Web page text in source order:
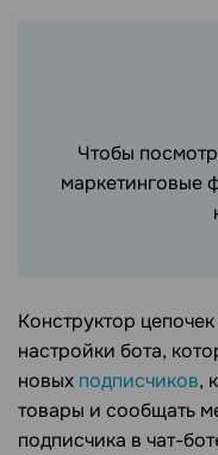
Чтобы
маркетинговые
Конструктор
настройки бота,
новых подписчиков,
товары и сообщать
подписчика в чат-